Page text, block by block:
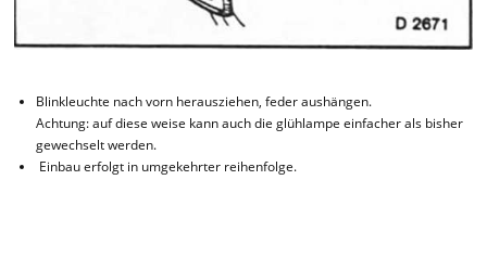
Blinkleuchte nach vorn herausziehen, feder aushängen.
Achtung: auf diese weise kann auch die glühlampe einfacher als bisher
gewechselt werden.
Einbau erfolgt in umgekehrter reihenfolge.